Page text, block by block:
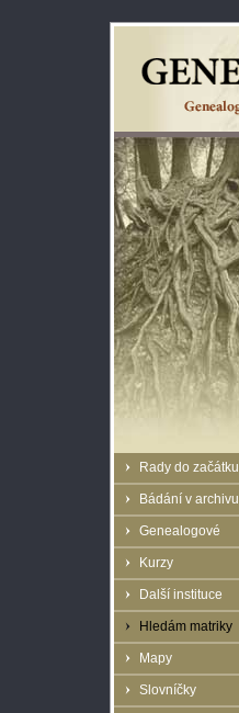
Rady do začátku
Bádání v archivu
Genealogové
Kurzy
Další instituce
Hledám matriky
Mapy
Slovníčky